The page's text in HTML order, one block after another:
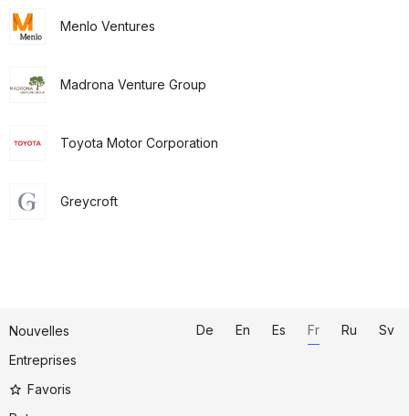
Menlo Ventures
Madrona Venture Group
Toyota Motor Corporation
Greycroft
Nouvelles
Entreprises
Favoris
De En Es Fr Ru Sv